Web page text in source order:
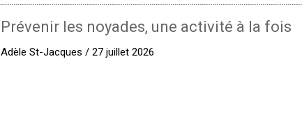
Prévenir les noyades, une activité à la fois
Adèle St-Jacques / 27 juillet 2026